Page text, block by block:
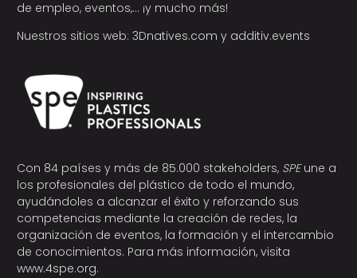
de empleo, eventos,… ¡y mucho más!
Nuestros sitios web: 3Dnatives.com y additiv.events
Con 84 países y más de 85.000 stakeholders, SPEune a
los profesionales del plástico de todo el mundo,
ayudándoles a alcanzar el éxito y reforzando sus
competencias mediante la creación de redes, la
organización de eventos, la formación y el intercambio
de conocimientos. Para más información, visita
www.4spe.org.